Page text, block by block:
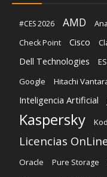
#CES 2026 AMD
Check Point
Cisco
Dell Technologies
Google Hitachi
Inteligencia Artificial
Kaspersky
Licencias
Oracle Pure Storage